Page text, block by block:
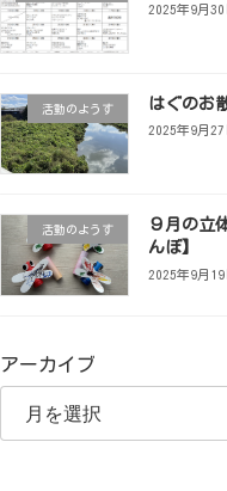
2025年9月30
活動のようす はぐのお
2025年9月27
活動のようす
９月の立
んぼ】
2025年9月19
アーカイブ